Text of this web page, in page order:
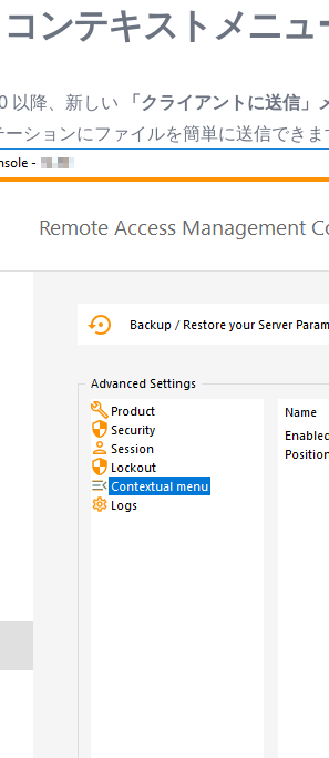
ンテキストメニュ
以降、新しい 「クライアントに送信」
ションにファイルを簡単に送信でき